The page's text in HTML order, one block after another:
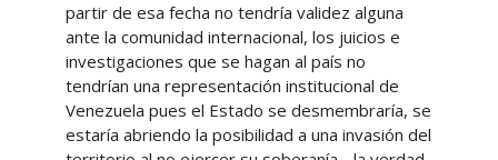
partir de esa fecha no tendría validez alguna
ante la comunidad internacional, los juicios e
investigaciones que se hagan al país no
tendrían una representación institucional de
Venezuela pues el Estado se desmembraría, se
estaría abriendo la posibilidad a una invasión del